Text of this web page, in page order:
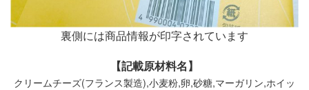
裏側には商品情報が印字されています
【記載原材料名】
クリームチーズ(フランス製造),小麦粉,卵,砂糖,マーガリン,ホイッ